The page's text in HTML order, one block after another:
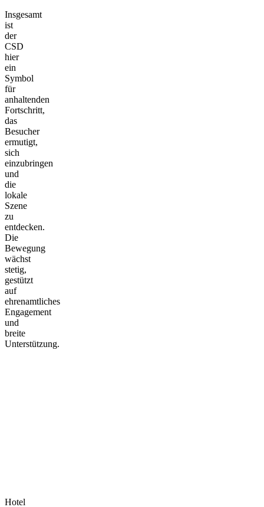
Insgesamt
ist
der
CSD
hier
ein
Symbol
für
anhaltenden
Fortschritt,
das
Besucher
ermutigt,
sich
einzubringen
und
die
lokale
Szene
zu
entdecken.
Die
Bewegung
wächst
stetig,
gestützt
auf
ehrenamtliches
Engagement
und
breite
Unterstützung.
Hotel